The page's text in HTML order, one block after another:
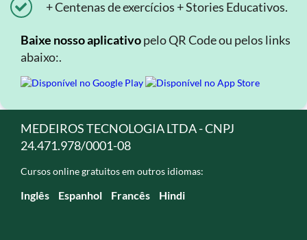
+ Centenas de exercícios + Stories Educativos.
Baixe nosso aplicativopelo QR Code ou pelos links
abaixo:.
MEDEIROS TECNOLOGIA LTDA - CNPJ
24.471.978/0001-08
Cursos online gratuitos em outros idiomas:
Inglês Espanhol Francês Hindi